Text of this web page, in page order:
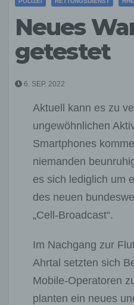
Neues
getestet
6. SEP. 2022
Aktuell kann es zu
ungewöhnlichen
Smartphones
niemanden
es sich lediglich um
des neuen
„Cell-Broadcast“.
Im Nachgang zur
Ahrtal setzten sich
Mobile-Operatoren
planten ein neues